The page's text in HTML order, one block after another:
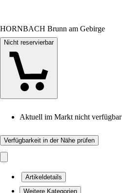
HORNBACH Brunn am Gebirge
Nicht reservierbar
Aktuell im Markt nicht verfügbar
Verfügbarkeit in der Nähe prüfen
Artikeldetails
Weitere Kategorien